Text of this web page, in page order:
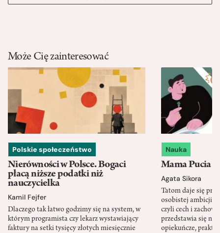
Może Cię zainteresować
Polskie społeczeństwo
Nierówności w Polsce. Bogaci
płacą niższe podatki niż
nauczycielka
Kamil Fejfer
Dlaczego tak łatwo godzimy się na system, w
którym programista czy lekarz wystawiający
faktury na setki tysięcy złotych miesięcznie
Nauka
Mama Pucia
Agata Sikora
Tatom daje się
osobistej ambicji,
czyli cech i
przedstawia się
opiekuńcze,